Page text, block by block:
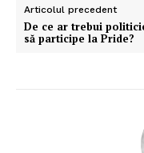
PRESShub
Articolul precedent
De ce ar trebui
să participe la Pride?